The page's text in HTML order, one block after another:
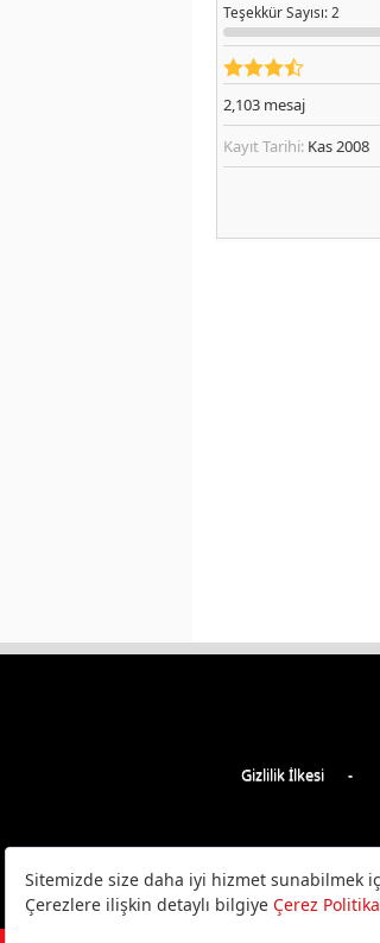
TeşekkürSayısı: 2
2,103 mesaj
Kayıt Tarihi: Kas 2008
Gizlilik İlkesi